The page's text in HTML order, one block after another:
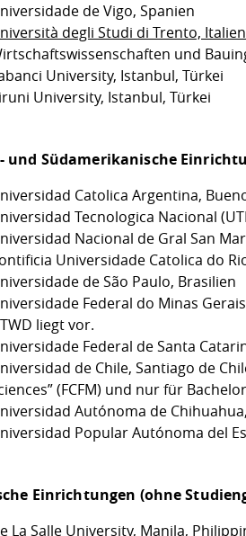
de Vigo, Spanien
degli Studi di Trento, Italien
und
University, Istanbul, Türkei
University, Istanbul, Türkei
und Südamerikanische
Catolica Argentina,
Tecnologica Nacional
Nacional de Gral San
Universidade Catolica do
de São Paulo, Brasilien
Federal do Minas
liegt vor.
Federal de Santa
de Chile, Santiago de
(FCFM) und nur für
Autónoma de
Popular Autónoma del
Einrichtungen (ohne
La Salle University, Manila,